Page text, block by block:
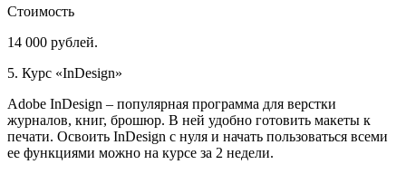
Стоимость
14 000 рублей.
5. Курс «InDesign»
Adobe InDesign – популярная программа для верстки
журналов, книг, брошюр. В ней удобно готовить макеты к
печати. Освоить InDesign с нуля и начать пользоваться всеми
ее функциями можно на курсе за 2 недели.